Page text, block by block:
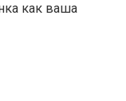
как ваша